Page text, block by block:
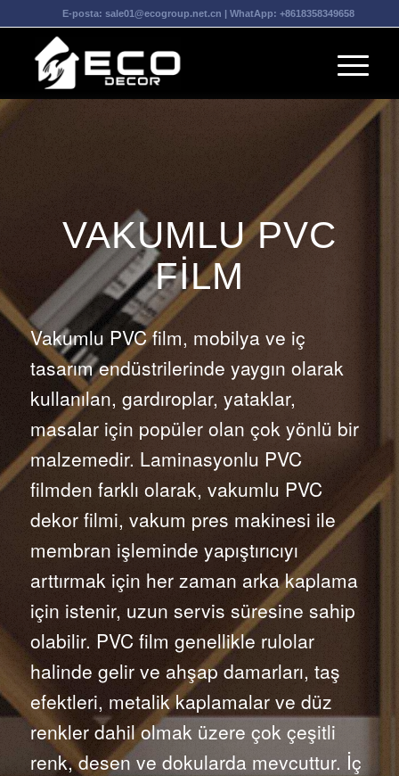
E-posta: sale01@ecogroup.net.cn | WhatApp: +8618358349658
VAKUMLU PVC
FILM
Vakumlu PVC film, mobilya ve iç
tasarım endüstrilerinde yaygın olarak
kullanılan, gardıroplar, yataklar,
masalar için popüler olan çok yönlü bir
malzemedir. Laminasyonlu PVC
filmden farklı olarak, vakumlu PVC
dekor filmi, vakum pres makinesi ile
membran işleminde yapıştırıcıyı
arttırmak için her zaman arka kaplama
için istenir, uzun servis süresine sahip
olabilir. PVC film genellikle rulolar
halinde gelir ve ahşap damarları, taş
efektleri, metalik kaplamalar ve düz
renkler dahil olmak üzere çok çeşitli
renk, desen ve dokularda mevcuttur. İç